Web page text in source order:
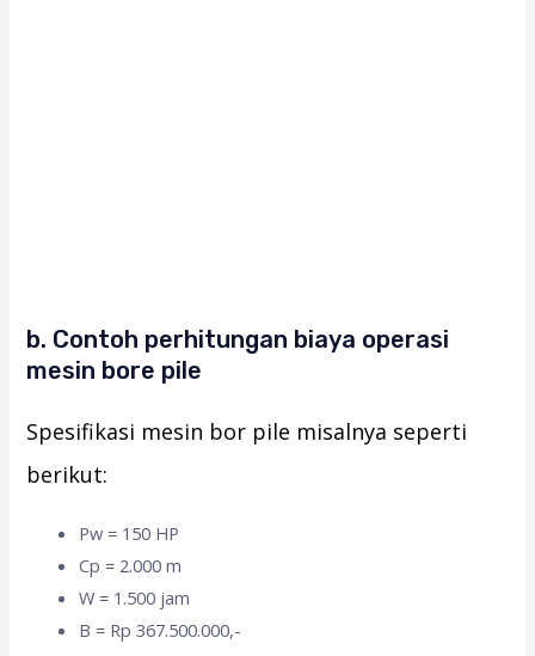
b. Contoh perhitungan biaya operasi
mesin bore pile
Spesifikasi mesin bor pile misalnya seperti
berikut:
Pw = 150 HP
Cp = 2.000 m
W = 1.500 jam
B = Rp 367.500.000,-